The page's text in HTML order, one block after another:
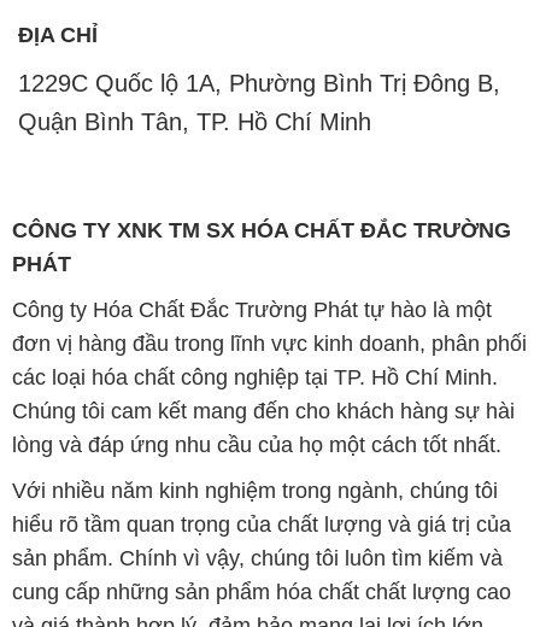
ĐỊA CHỈ
1229C Quốc lộ 1A, Phường Bình Trị Đông B,
Quận Bình Tân, TP. Hồ Chí Minh
CÔNG TY XNK TM SX HÓA CHẤT ĐẮC TRƯỜNG
PHÁT
Công ty Hóa Chất Đắc Trường Phát tự hào là một
đơn vị hàng đầu trong lĩnh vực kinh doanh, phân phối
các loại hóa chất công nghiệp tại TP. Hồ Chí Minh.
Chúng tôi cam kết mang đến cho khách hàng sự hài
lòng và đáp ứng nhu cầu của họ một cách tốt nhất.
Với nhiều năm kinh nghiệm trong ngành, chúng tôi
hiểu rõ tầm quan trọng của chất lượng và giá trị của
sản phẩm. Chính vì vậy, chúng tôi luôn tìm kiếm và
cung cấp những sản phẩm hóa chất chất lượng cao